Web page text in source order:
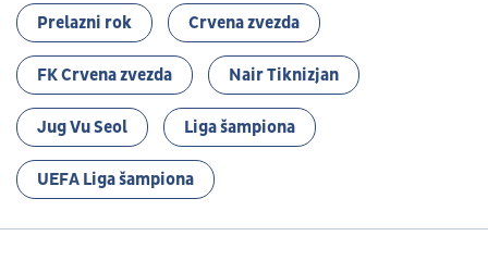
Prelazni rok Crvena zvezda
FK Crvena zvezda Nair Tiknizjan
Jug Vu Seol Liga šampiona
UEFA Liga šampiona